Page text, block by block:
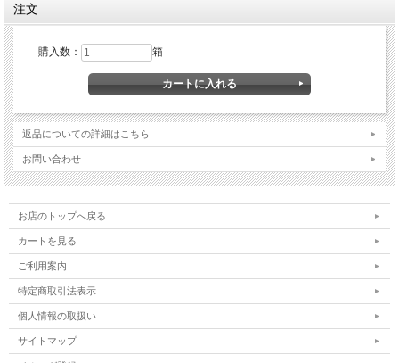
注文
購入数： 箱
返品についての詳細はこちら
お問い合わせ
お店のトップへ戻る
カートを見る
ご利用案内
特定商取引法表示
個人情報の取扱い
サイトマップ